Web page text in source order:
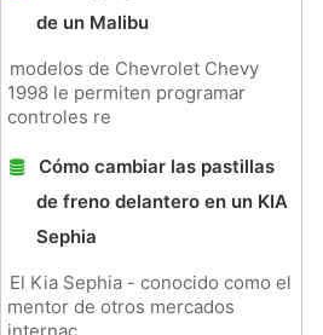
de un Malibu
modelos de Chevrolet Chevy
1998 le permiten programar
controles re
Cómo cambiar las pastillas
de freno delantero en un KIA
Sephia
El Kia Sephia - conocido como el
mentor de otros mercados